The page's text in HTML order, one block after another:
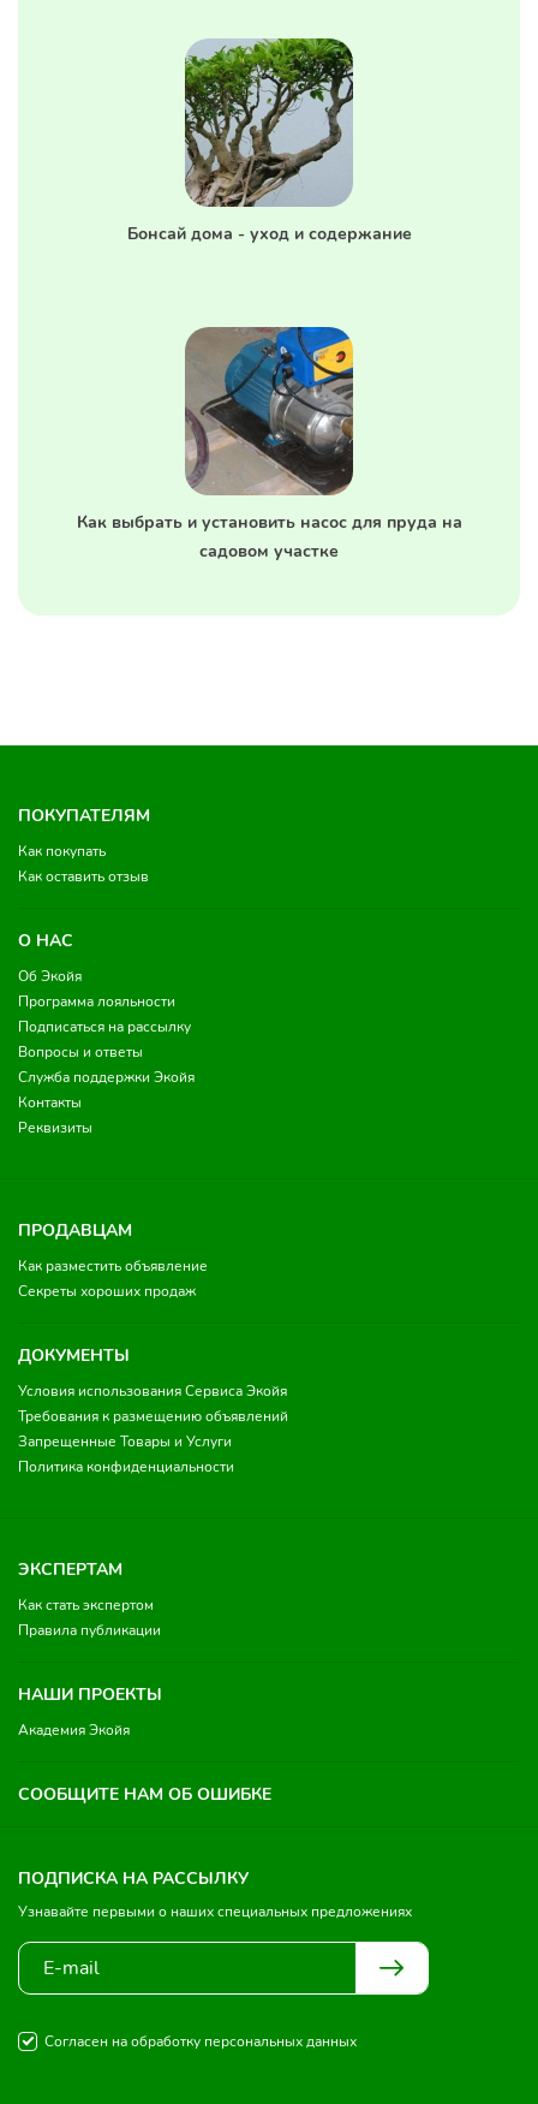
Бонсай дома - уход и содержание
Как выбрать и установить насос для пруда на
садовом участке
ПОКУПАТЕЛЯМ
Как покупать
Как оставить отзыв
О НАС
Об Экойя
Программа лояльности
Подписаться на рассылку
Вопросы и ответы
Служба поддержки Экойя
Контакты
Реквизиты
ПРОДАВЦАМ
Как разместить объявление
Секреты хороших продаж
ДОКУМЕНТЫ
Условия использования Сервиса Экойя
Требования к размещению объявлений
Запрещенные Товары и Услуги
Политика конфиденциальности
ЭКСПЕРТАМ
Как стать экспертом
Правила публикации
НАШИ ПРОЕКТЫ
Академия Экойя
СООБЩИТЕ НАМ ОБ ОШИБКЕ
ПОДПИСКА НА РАССЫЛКУ
Узнавайте первыми о наших специальных предложениях
Согласен на обработку персональных данных